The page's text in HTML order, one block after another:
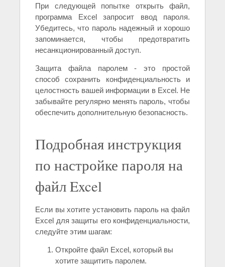
При следующей попытке открыть файл,
программа Excel запросит ввод пароля.
Убедитесь, что пароль надежный и хорошо
запоминается, чтобы предотвратить
несанкционированный доступ.
Защита файла паролем - это простой
способ сохранить конфиденциальность и
целостность вашей информации в Excel. Не
забывайте регулярно менять пароль, чтобы
обеспечить дополнительную безопасность.
Подробная инструкция
по настройке пароля на
файл Excel
Если вы хотите установить пароль на файл
Excel для защиты его конфиденциальности,
следуйте этим шагам:
Откройте файл Excel, который вы
хотите защитить паролем.